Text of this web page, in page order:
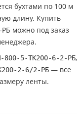
бухтами по 100 м
длину. Купить
можно под заказ
800-5-ТК200-6-2-РБ,
2-6/2-РБ — все
ленты.